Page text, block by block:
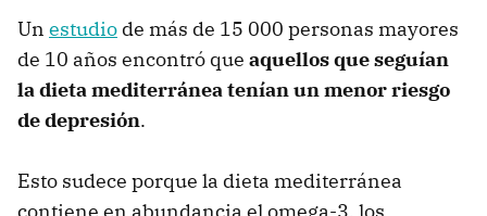
Un estudio de más de 15 000 personas mayores
de 10 años encontró que aquellos que seguían
la dieta mediterránea tenían un menor riesgo
de depresión.
Esto sudece porque la dieta mediterránea
contiene en abundancia el omega-3, los